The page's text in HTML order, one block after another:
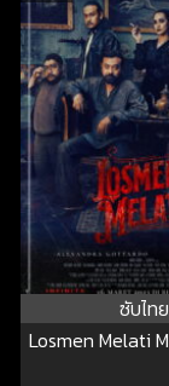
ซับไทย
Losmen Melati